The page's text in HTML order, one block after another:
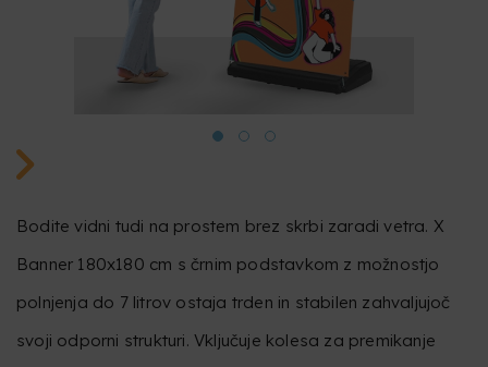
Bodite vidni tudi na prostem brez skrbi zaradi vetra. X
Banner 180x180 cm s črnim podstavkom z možnostjo
polnjenja do 7 litrov ostaja trden in stabilen zahvaljujoč
svoji odporni strukturi. Vključuje kolesa za premikanje